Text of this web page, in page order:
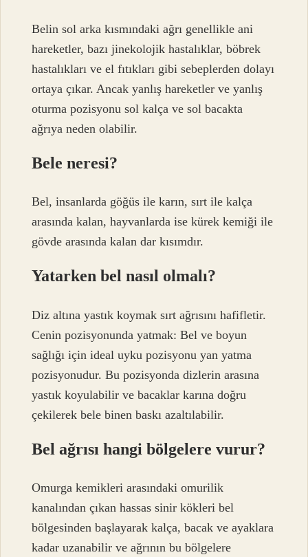
Belin sol arka kısmındaki ağrı genellikle ani
hareketler, bazı jinekolojik hastalıklar, böbrek
hastalıkları ve el fıtıkları gibi sebeplerden dolayı
ortaya çıkar. Ancak yanlış hareketler ve yanlış
oturma pozisyonu sol kalça ve sol bacakta
ağrıya neden olabilir.
Bele neresi?
Bel, insanlarda göğüs ile karın, sırt ile kalça
arasında kalan, hayvanlarda ise kürek kemiği ile
gövde arasında kalan dar kısımdır.
Yatarken bel nasıl olmalı?
Diz altına yastık koymak sırt ağrısını hafifletir.
Cenin pozisyonunda yatmak: Bel ve boyun
sağlığı için ideal uyku pozisyonu yan yatma
pozisyonudur. Bu pozisyonda dizlerin arasına
yastık koyulabilir ve bacaklar karına doğru
çekilerek bele binen baskı azaltılabilir.
Bel ağrısı hangi bölgelere vurur?
Omurga kemikleri arasındaki omurilik
kanalından çıkan hassas sinir kökleri bel
bölgesinden başlayarak kalça, bacak ve ayaklara
kadar uzanabilir ve ağrının bu bölgelere